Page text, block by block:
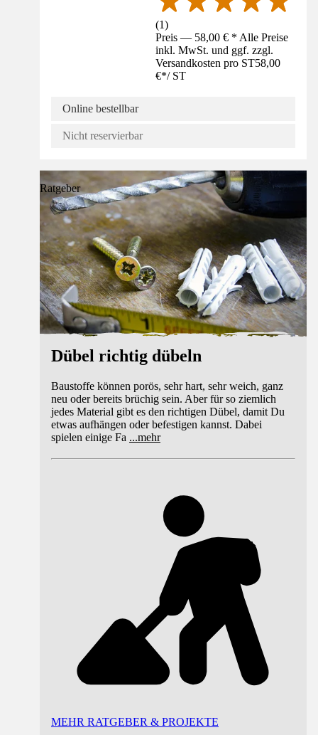
(1)
Preis — 58,00 € * Alle Preise
inkl. MwSt. und ggf. zzgl.
Versandkosten pro ST58,00
€*/ ST
Online bestellbar
Nicht reservierbar
Ratgeber
Dübel richtig dübeln
Baustoffe können porös, sehr hart, sehr weich, ganz
neu oder bereits brüchig sein. Aber für so ziemlich
jedes Material gibt es den richtigen Dübel, damit Du
etwas aufhängen oder befestigen kannst. Dabei
spielen einige Fa ...mehr
MEHR RATGEBER & PROJEKTE